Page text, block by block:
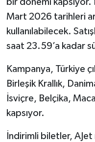
bir dönemi
Mart 2026 tarihleri
kullanılabilecek.
saat 23.59’a kadar
Kampanya, Türkiye
Birleşik Krallık,
İsviçre, Belçika,
kapsıyor.
İndirimli biletler,